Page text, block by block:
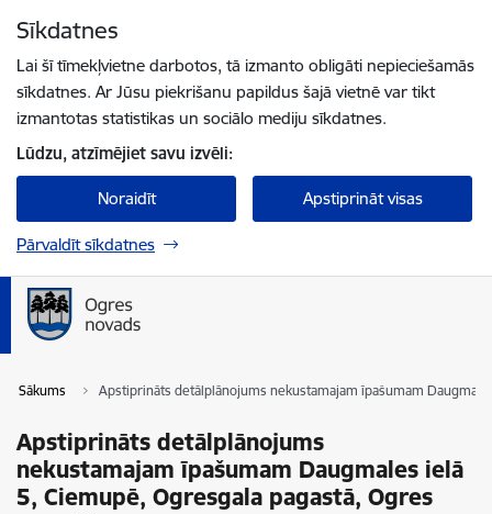
Sīkdatnes
Lai šī tīmekļvietne darbotos, tā izmanto obligāti nepieciešamās
sīkdatnes. Ar Jūsu piekrišanu papildus šajā vietnē var tikt
izmantotas statistikas un sociālo mediju sīkdatnes.
Lūdzu, atzīmējiet savu izvēli:
Noraidīt Apstiprināt visas
Pārvaldīt sīkdatnes
Sākums Apstiprināts detālplānojums nekustamajam īpašumam
Apstiprināts detālplānojums
nekustamajam īpašumam Daugmales ielā
5, Ciemupē, Ogresgala pagastā, Ogres